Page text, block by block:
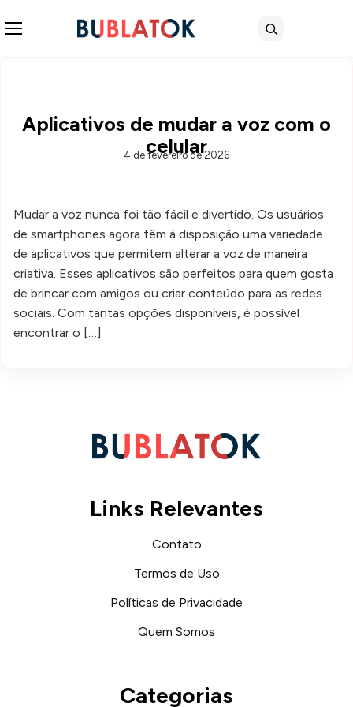
Buscar
Aplicativos de mudar a voz com o
celular
4 de fevereiro de 2026
Mudar a voz nunca foi tão fácil e divertido. Os usuários
de smartphones agora têm à disposição uma variedade
de aplicativos que permitem alterar a voz de maneira
criativa. Esses aplicativos são perfeitos para quem gosta
de brincar com amigos ou criar conteúdo para as redes
sociais. Com tantas opções disponíveis, é possível
encontrar o […]
Links Relevantes
Contato
Termos de Uso
Políticas de Privacidade
Quem Somos
Categorias